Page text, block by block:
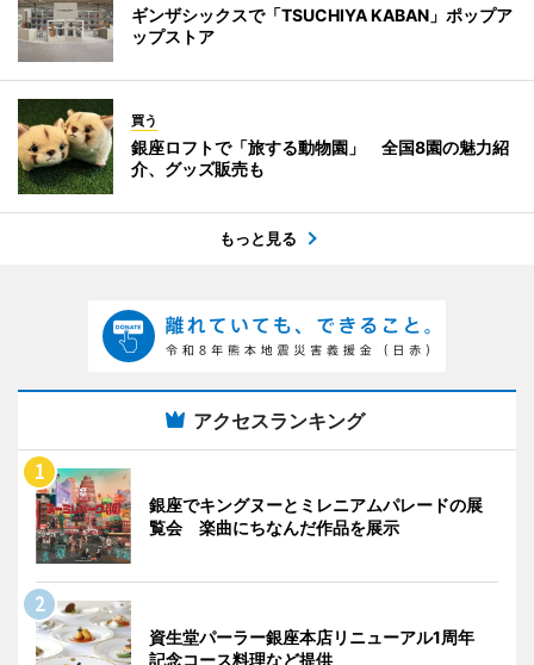
ギンザシックスで「TSUCHIYA KABAN」ポップア
ップストア
買う
銀座ロフトで「旅する動物園」 全国8園の魅力紹
介、グッズ販売も
もっと見る
アクセスランキング
銀座でキングヌーとミレニアムパレードの展
覧会 楽曲にちなんだ作品を展示
資生堂パーラー銀座本店リニューアル1周年
記念コース料理など提供